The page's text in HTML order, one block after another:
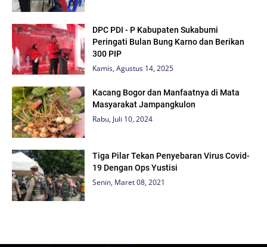
DPC PDI - P Kabupaten Sukabumi
Peringati Bulan Bung Karno dan Berikan
300 PIP
Kamis, Agustus 14, 2025
Kacang Bogor dan Manfaatnya di Mata
Masyarakat Jampangkulon
Rabu, Juli 10, 2024
Tiga Pilar Tekan Penyebaran Virus Covid-
19 Dengan Ops Yustisi
Senin, Maret 08, 2021